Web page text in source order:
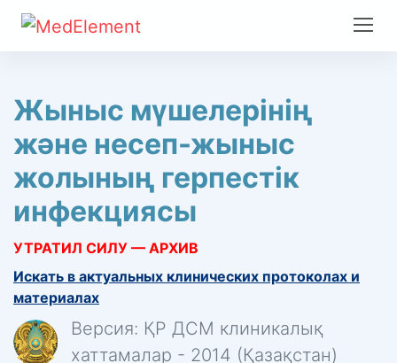
Жыныс мүшелерінің
және несеп-жыныс
жолының герпестік
инфекциясы
УТРАТИЛ СИЛУ — АРХИВ
Искать в актуальных клинических протоколах и
материалах
Версия: ҚР ДСМ клиникалық
хаттамалар - 2014 (Қазақстан)